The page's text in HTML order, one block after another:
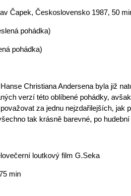
Čapek, Československo 1987, 50
pohádka)
pohádka)
Christiana Andersena byla již
verzí této oblíbené pohádky,
za jednu nejzdařilejších, jak
tak krásně barevné, po
loutkový film G.Seka
min